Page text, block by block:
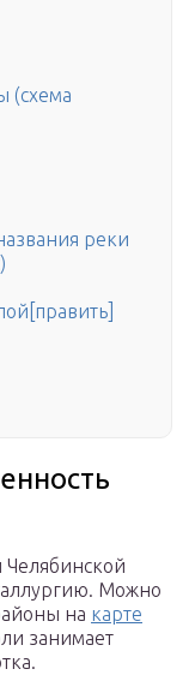
(схема
реки
Можно
на карте
занимает